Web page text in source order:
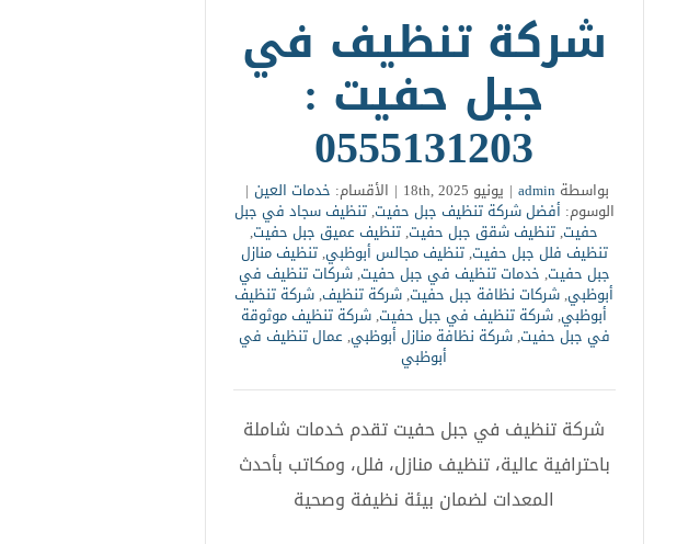
شركة تنظيف في
جبل حفيت :
0555131203
بواسطةadmin
| يونيو 18th, 2025 | الأقسام: خدمات العين |
الوسوم: أفضل شركة تنظيف جبل حفيت,تنظيف سجاد في جبل
حفيت,تنظيف شقق جبل حفيت,تنظيف عميق جبل حفيت,
تنظيف فلل جبل حفيت,تنظيف مجالس أبوظبي,تنظيف منازل
جبل حفيت, خدمات تنظيف في جبل حفيت,شركات تنظيف في
أبوظبي,شركات نظافة جبل حفيت,شركة تنظيف,شركة تنظيف
أبوظبي,شركة تنظيف في جبل حفيت,شركة تنظيف موثوقة
في جبل حفيت,شركة نظافة منازل أبوظبي,عمال تنظيف في
أبوظبي
شركة تنظيف في جبل حفيت تقدم خدمات شاملة
باحترافية عالية، تنظيف منازل، فلل، ومكاتب بأحدث
المعدات لضمان بيئة نظيفة وصحية